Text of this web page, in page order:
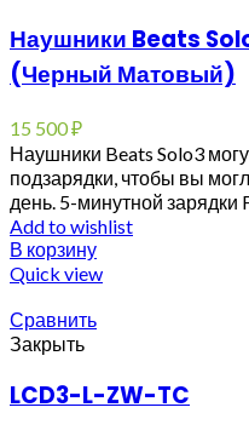
Наушники Beats
(Черный Матовый)
15 500₽
Наушники Beats Solo3
подзарядки, чтобы вы
день. 5-минутной зарядки
Add to wishlist
В корзину
Quick view
Сравнить
Закрыть
LCD3-L-ZW-TC